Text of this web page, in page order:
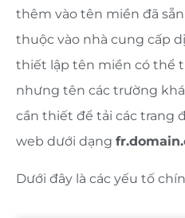
thêm vào tên miền đã
thuộc vào nhà cung cấp
thiết lập tên miền có thể
nhưng tên các trường
cần thiết để tải các trang
web dưới dạng
Dưới đây là các yếu tố